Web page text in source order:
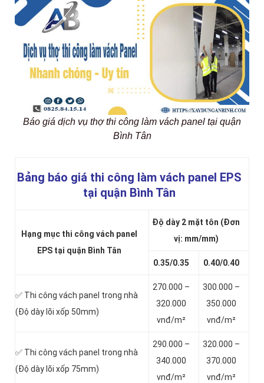
Báo giá dịch vụ thợ thi công làm vách panel tại quận
Bình Tân
Bảng báo giá thi công làm vách panel EPS
tại quận Bình Tân
Hạng mục thi công vách panel
EPS tại quận Bình Tân
Độ dày 2 mặt tôn (Đơn
vị: mm/mm)
0.35/0.35 0.40/0.40
✅ Thi công vách panel trong nhà
(Độ dày lõi xốp 50mm)
270.000 –
320.000
vnđ/m²
300.000 –
350.000
vnđ/m²
✅ Thi công vách panel trong nhà
(Độ dày lõi xốp 75mm)
290.000 –
340.000
vnđ/m²
320.000 –
370.000
vnđ/m²